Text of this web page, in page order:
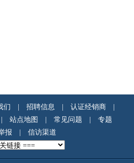
们 招聘信息 认证经销商
站点地图 常见问题
专题
报 信访渠道